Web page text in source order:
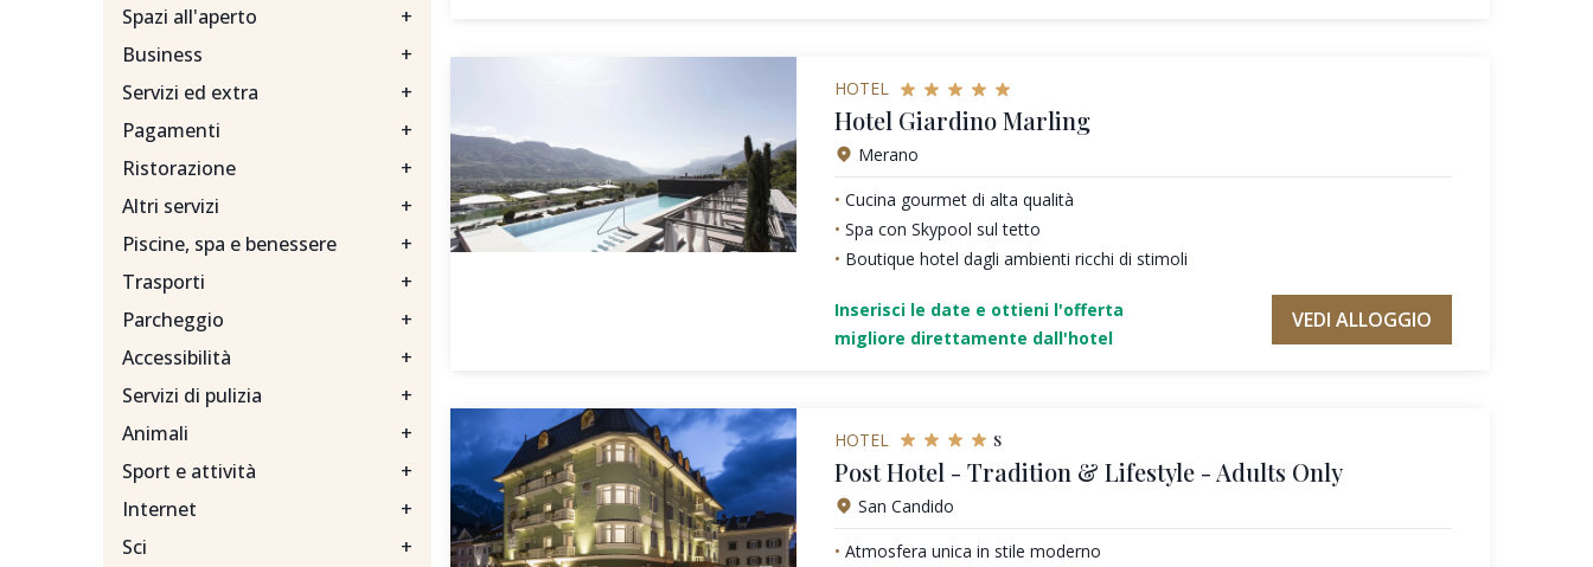
Spazi all'aperto
+
Business
+
Servizi ed extra
+
Pagamenti
+
Ristorazione
+
Altri servizi
+
Piscine, spa e benessere
+
Trasporti
+
Parcheggio
+
Accessibilità
+
Servizi di pulizia
+
Animali
+
Sport e attività
+
Internet
+
Sci
+
HOTEL
Hotel Giardino Marling
Merano
Cucina gourmet di alta qualità
Spa con Skypool sul tetto
Boutique hotel dagli ambienti ricchi di stimoli
Inserisci le date e ottieni l'offerta
migliore direttamente dall'hotel
VEDI ALLOGGIO
HOTEL s
Post Hotel - Tradition & Lifestyle - Adults Only
San Candido
Atmosfera unica in stile moderno